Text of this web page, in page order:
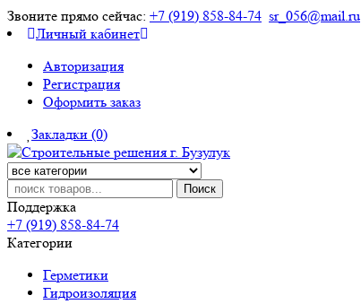
Звоните прямо сейчас: +7 (919) 858-84-74 sr_056@mail.ru
Личный кабинет
Авторизация
Регистрация
Оформить заказ
Закладки (0)
Поиск
Поддержка
+7 (919) 858-84-74
Категории
Герметики
Гидроизоляция